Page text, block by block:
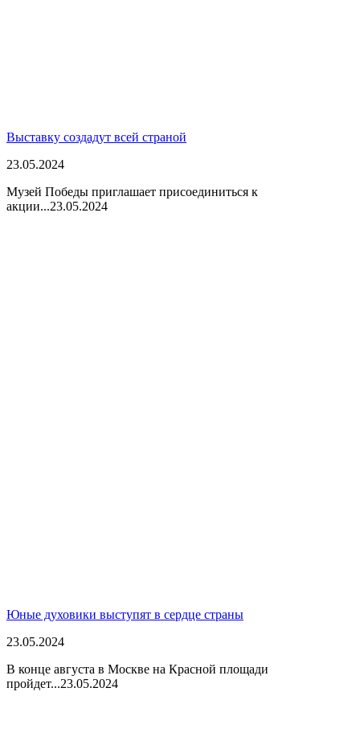
Выставку создадут всей страной
23.05.2024
Музей Победы приглашает присоединиться к
акции...23.05.2024
Юные духовики выступят в сердце страны
23.05.2024
В конце августа в Москве на Красной площади
пройдет...23.05.2024